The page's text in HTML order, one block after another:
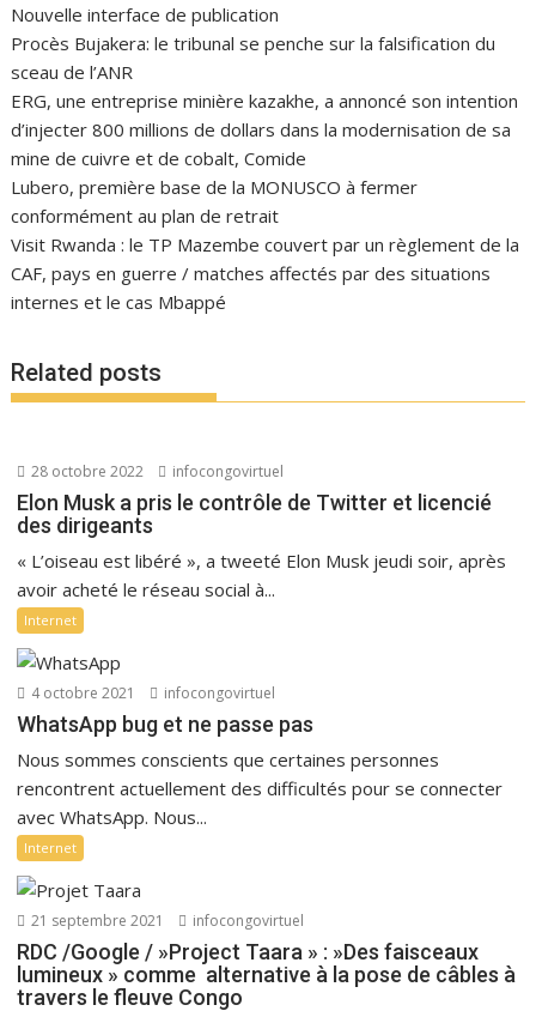
Nouvelle interface de publication
Procès Bujakera: le tribunal se penche sur la falsification du
sceau de l’ANR
ERG, une entreprise minière kazakhe, a annoncé son intention
d’injecter 800 millions de dollars dans la modernisation de sa
mine de cuivre et de cobalt, Comide
Lubero, première base de la MONUSCO à fermer
conformément au plan de retrait
Visit Rwanda : le TP Mazembe couvert par un règlement de la
CAF, pays en guerre / matches affectés par des situations
internes et le cas Mbappé
Related posts
28 octobre 2022 infocongovirtuel
Elon Musk a pris le contrôle de Twitter et licencié
des dirigeants
« L’oiseau est libéré », a tweeté Elon Musk jeudi soir, après
avoir acheté le réseau social à...
Internet
4 octobre 2021 infocongovirtuel
WhatsApp bug et ne passe pas
Nous sommes conscients que certaines personnes
rencontrent actuellement des difficultés pour se connecter
avec WhatsApp. Nous...
Internet
21 septembre 2021 infocongovirtuel
RDC /Google / »Project Taara » : »Des faisceaux
lumineux » comme alternative à la pose de câbles à
travers le fleuve Congo